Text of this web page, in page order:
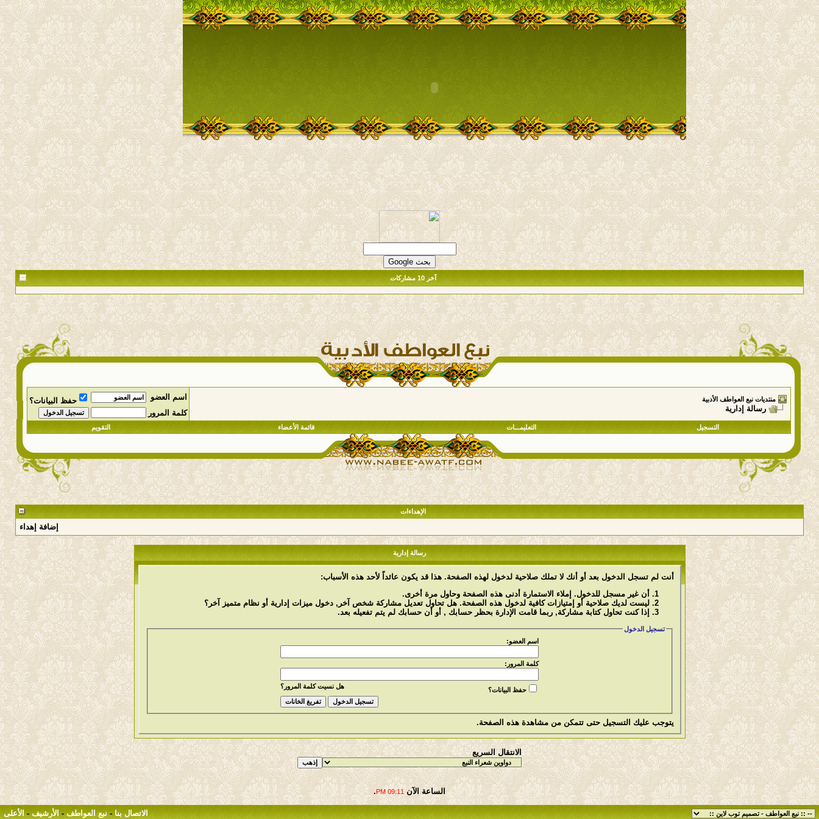
آخر 10 مشاركات
منتديات نبع العواطف الأدبية
رسالة إدارية
اسم العضو
حفظ البيانات؟
كلمة المرور
التسجيل التعليمـــات قائمة الأعضاء التقويم
الإهداءات
إضافة إهداء
رسالة إدارية
أنت لم تسجل الدخول بعد أو أنك لا تملك صلاحية لدخول لهذه الصفحة. هذا قد يكون عائداً لأحد هذه الأسباب:
أن غير مسجل للدخول. إملاء الاستمارة أدنى هذه الصفحة وحاول مرة أخرى.
ليست لديك صلاحية أو إمتيازات كافية لدخول هذه الصفحة. هل تحاول تعديل مشاركة شخص آخر, دخول ميزات إدارية أو نظام متميز آخر؟
إذا كنت تحاول كتابة مشاركة, ربما قامت الإدارة بحظر حسابك , أو أن حسابك لم يتم تفعيله بعد.
تسجيل الدخول
اسم العضو:
كلمة المرور:
هل نسيت كلمة المرور؟ حفظ البيانات؟
يتوجب عليك التسجيل حتى تتمكن من مشاهدة هذه الصفحة.
الانتقال السريع
الساعة الآن09:11 PM
.
الاتصال بنا - نبع العواطف - الأرشيف - الأعلى